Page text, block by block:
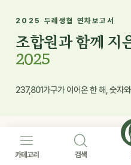
2025 두레생협 연차보고서
조합원과 함께 지
2025
237,801가구가 이어온 한 해, 숫자
NEW
신규생활재
카테고리 검색